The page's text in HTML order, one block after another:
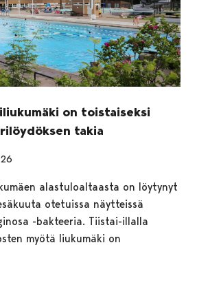
on toistaiseksi
takia
alastuloaltaasta on löytynyt
otetuissa näytteissä
-bakteeria. Tiistai-illalla
myötä liukumäki on